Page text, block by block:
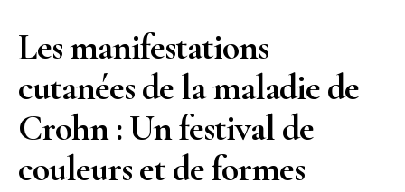
Les manifestations
cutanées de la maladie de
Crohn : Un festival de
couleurs et de formes